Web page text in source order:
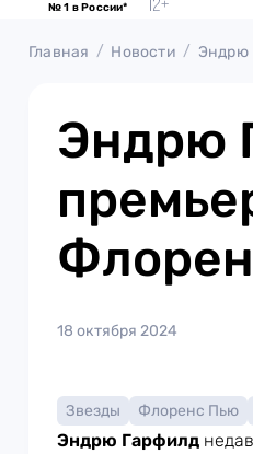
№ 1 в России*
Главная Новости Эндрю
Эндрю
18 октября 2024
Звезды Флоренс Пью
Эндрю Гарфилд